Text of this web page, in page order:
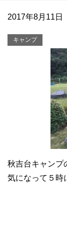
2017年8月11日
キャンプ
秋吉台キャン
気になって５時